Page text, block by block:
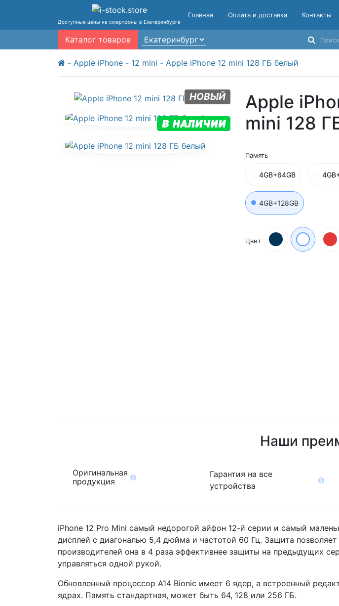
Доступные цены на смартфоны в Екатеринбурге
Главная Оплата и доставка Контакты
Каталог товаров
Apple iPhone 12 mini Apple iPhone 12 mini 128 ГБ белый
НОВЫЙ
Apple
mini 128
Память
4GB+64GB
4GB+128GB
Цвет
Наши
Оригинальная
продукция
Гарантия на все
устройства
iPhone 12 Pro Mini самый недорогой айфон 12-й серии и самый
дисплей с диагональю 5,4 дюйма и частотой 60 Гц. Защита
производителей она в 4 раза эффективнее защиты на предыдущих
управляться одной рукой.
Обновленный процессор A14 Bionic имеет 6 ядер, а встроенный
ядрах. Память стандартная, может быть 64, 128 или 256 ГБ.